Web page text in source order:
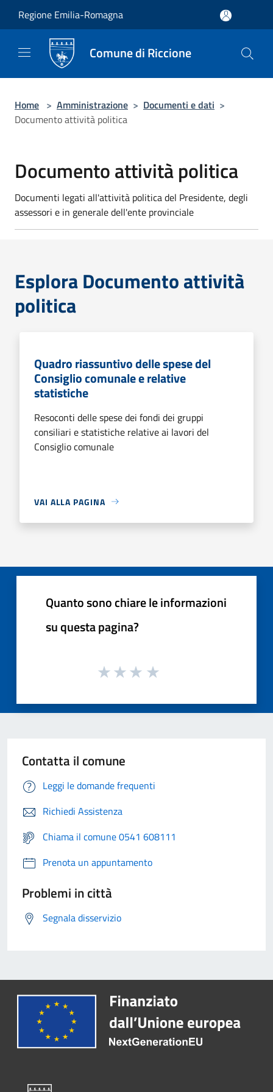
Regione Emilia-Romagna
Comune di Riccione
Home > Amministrazione > Documenti e dati >
Documento attività politica
Documento attività politica
Documenti legati all'attività politica del Presidente, degli
assessori e in generale dell'ente provinciale
Esplora Documento attività
politica
Quadro riassuntivo delle spese del
Consiglio comunale e relative
statistiche
Resoconti delle spese dei fondi dei gruppi
consiliari e statistiche relative ai lavori del
Consiglio comunale
VAI ALLA PAGINA
Quanto sono chiare le informazioni
su questa pagina?
Contatta il comune
Leggi le domande frequenti
Richiedi Assistenza
Chiama il comune 0541 608111
Prenota un appuntamento
Problemi in città
Segnala disservizio